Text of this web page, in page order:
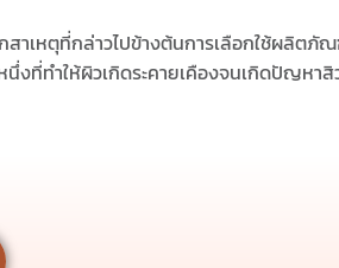
สาเหตุที่กล่าวไปข้างต้นการเลือกใช้ผลิตภั
นึ่งที่ทำให้ผิวเกิดระคายเคืองจนเกิดปัญหา